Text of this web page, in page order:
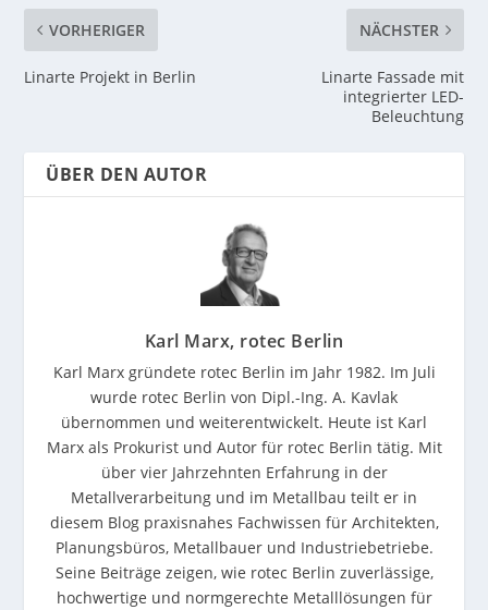
VORHERIGER
Linarte Projekt in Berlin
NÄCHSTER
Linarte Fassade mit
integrierter LED-
Beleuchtung
ÜBER DEN AUTOR
Karl Marx, rotec Berlin
Karl Marx gründete rotec Berlin im Jahr 1982. Im Juli
wurde rotec Berlin von Dipl.-Ing. A. Kavlak
übernommen und weiterentwickelt. Heute ist Karl
Marx als Prokurist und Autor für rotec Berlin tätig. Mit
über vier Jahrzehnten Erfahrung in der
Metallverarbeitung und im Metallbau teilt er in
diesem Blog praxisnahes Fachwissen für Architekten,
Planungsbüros, Metallbauer und Industriebetriebe.
Seine Beiträge zeigen, wie rotec Berlin zuverlässige,
hochwertige und normgerechte Metalllösungen für